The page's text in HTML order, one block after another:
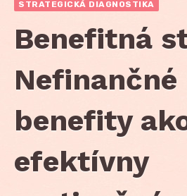
STRATEGICKÁ DIAGNOSTIKA
Benefitná
Nefinančné
benefity
efektívny